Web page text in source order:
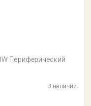
Периферический
В наличии